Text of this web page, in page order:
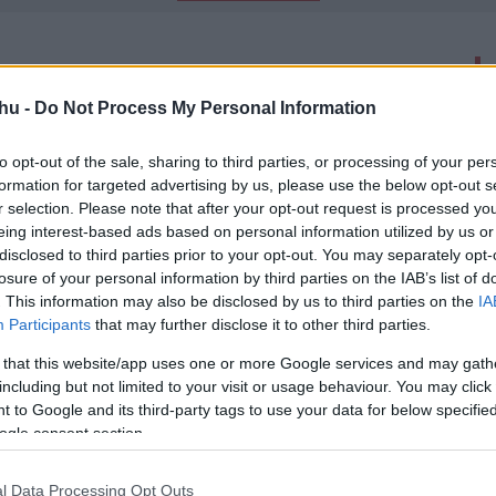
- Do Not Process My Personal Information
opt-out of the sale, sharing to third parties, or processing of your
for targeted advertising by us, please use the below opt-out
selection. Please note that after your opt-out request is processed
interest-based ads based on personal information utilized by us
to third parties prior to your opt-out. You may separately
of your personal information by third parties on the IAB’s list of
This information may also be disclosed by us to third parties on the
Participants that may further disclose it to other third parties.
that this website/app uses one or more Google services and may
but not limited to your visit or usage behaviour. You may
to Google and its third-party tags to use your data for below
consent section.
Data Processing Opt Outs
09:38
a produkció tető alá hozásába a saját fia, Nick Cuse
Lost - Eltűntek
minden idők egyik legjobb és legmeghatározóbb
megváltoztatta a tévézést.
nap a kórházban